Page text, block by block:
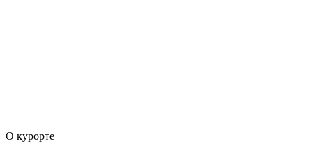
О курорте